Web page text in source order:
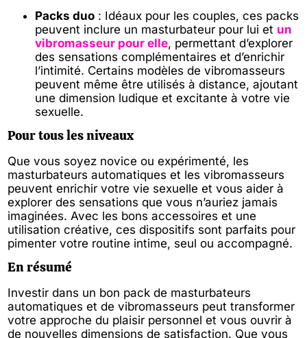
Packs duo : Idéaux pour les couples, ces packs
peuvent inclure un masturbateur pour lui et un
vibromasseur pour elle, permettant d’explorer
des sensations complémentaires et d’enrichir
l’intimité. Certains modèles de vibromasseurs
peuvent même être utilisés à distance, ajoutant
une dimension ludique et excitante à votre vie
sexuelle.
Pour tous les niveaux
Que vous soyez novice ou expérimenté, les
masturbateurs automatiques et les vibromasseurs
peuvent enrichir votre vie sexuelle et vous aider à
explorer des sensations que vous n’auriez jamais
imaginées. Avec les bons accessoires et une
utilisation créative, ces dispositifs sont parfaits pour
pimenter votre routine intime, seul ou accompagné.
En résumé
Investir dans un bon pack de masturbateurs
automatiques et de vibromasseurs peut transformer
votre approche du plaisir personnel et vous ouvrir à
de nouvelles dimensions de satisfaction. Que vous